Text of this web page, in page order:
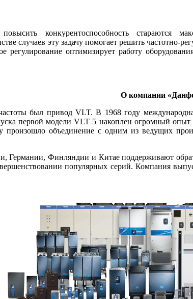
конкурентоспособность стараются
случаев эту задачу помогает решить частотно-
регулирование оптимизирует работу
О компании
был привод VLT. В 1968 году
первой модели VLT 5 накоплен огромный
произошло объединение с одним из ведущих
Финляндии и Китае поддерживают
популярных серий. Компания